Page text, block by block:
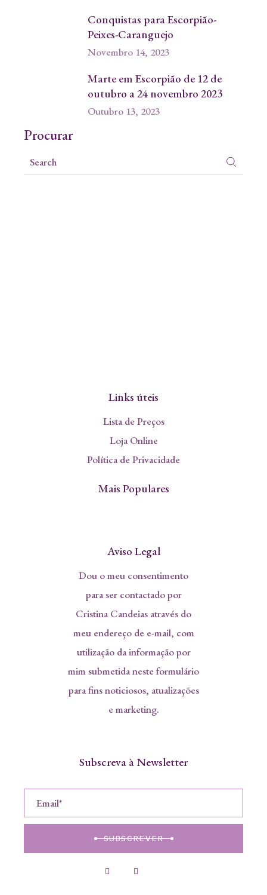
Conquistas para Escorpião-
Peixes-Caranguejo
Novembro 14, 2023
Marte em Escorpião de 12 de
outubro a 24 novembro 2023
Outubro 13, 2023
Procurar
Links úteis
Lista de Preços
Loja Online
Política de Privacidade
Mais Populares
Aviso Legal
Dou o meu consentimento
para ser contactado por
Cristina Candeias através do
meu endereço de e-mail, com
utilização da informação por
mim submetida neste formulário
para fins noticiosos, atualizações
e marketing.
Subscreva à Newsletter
SUBSCREVER